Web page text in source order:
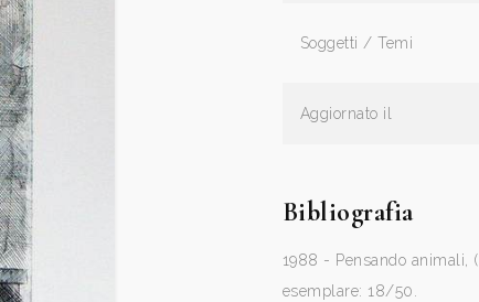
Soggetti / Temi
Aggiornato il
Bibliografia
1988 - Pensando animali, (
esemplare: 18/50.